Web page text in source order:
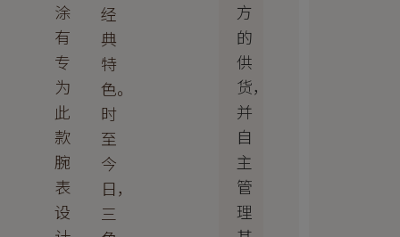
涂
有
专
为
此
款
腕
表
设
经
典
特
色。
时
至
今
日，
三
方
的
供
货，
并
自
主
管
理